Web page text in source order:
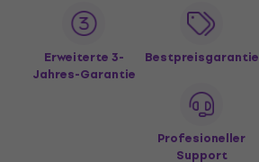
Erweiterte 3-
Jahres-Garantie
Bestpreisgarantie
Profesioneller
Support